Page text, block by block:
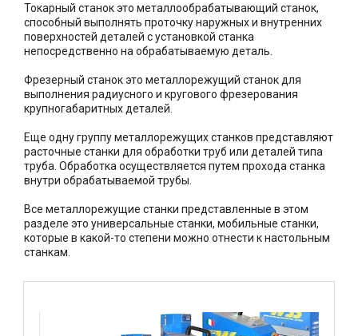
Токарный станок это металлообрабатывающий станок,
способный выполнять проточку наружных и внутренних
поверхностей деталей с установкой станка
непосредственно на обрабатываемую деталь.
Фрезерный станок это металлорежущий станок для
выполнения радиусного и кругового фрезерования
крупногабаритных деталей.
Еще одну группу металлорежущих станков представляют
расточные станки для обработки труб или деталей типа
труба. Обработка осуществляется путем прохода станка
внутри обрабатываемой трубы.
Все металлорежущие станки представленные в этом
разделе это универсальные станки, мобильные станки,
которые в какой-то степени можно отнести к настольным
станкам.